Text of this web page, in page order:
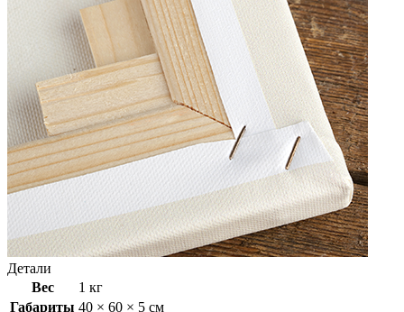
Детали
Вес
1 кг
Габариты 40 × 60 × 5 см